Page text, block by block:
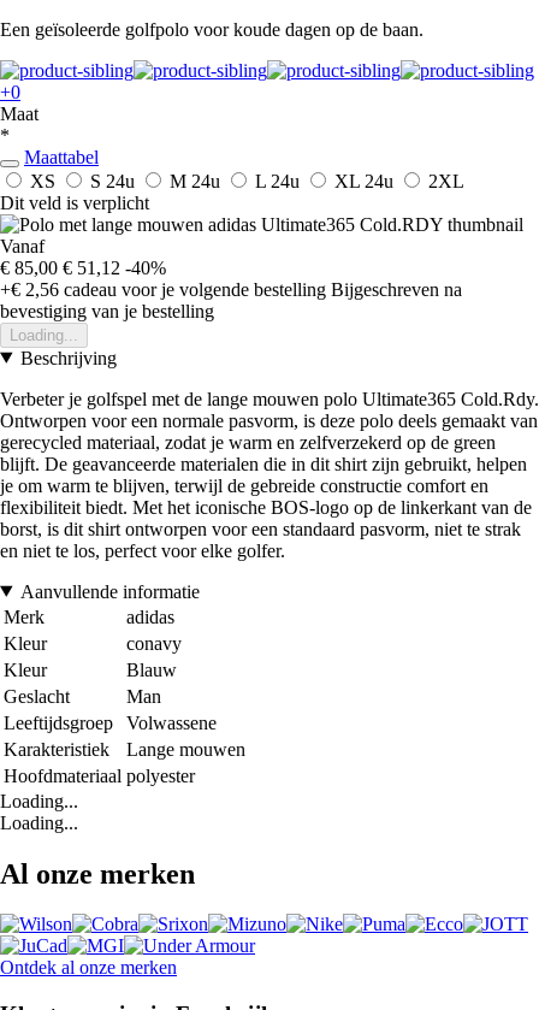
Een geïsoleerde golfpolo voor koude dagen op de baan.
+0
Maat
*
Maattabel
XS
S 24u M 24u L 24u XL 24u
2XL
Dit veld is verplicht
Vanaf
€ 85,00 € 51,12 -40%
+€ 2,56 cadeau voor je volgende bestelling Bijgeschreven na
bevestiging van je bestelling
Loading...
Beschrijving
Verbeter je golfspel met de lange mouwen polo Ultimate365 Cold.Rdy.
Ontworpen voor een normale pasvorm, is deze polo deels gemaakt van
gerecycled materiaal, zodat je warm en zelfverzekerd op de green
blijft. De geavanceerde materialen die in dit shirt zijn gebruikt, helpen
je om warm te blijven, terwijl de gebreide constructie comfort en
flexibiliteit biedt. Met het iconische BOS-logo op de linkerkant van de
borst, is dit shirt ontworpen voor een standaard pasvorm, niet te strak
en niet te los, perfect voor elke golfer.
Aanvullende informatie
Merk
adidas
Kleur
conavy
Kleur
Blauw
Geslacht
Man
Leeftijdsgroep
Volwassene
Karakteristiek
Lange mouwen
Hoofdmateriaal polyester
Loading...
Loading...
Al onze merken
Ontdek al onze merken